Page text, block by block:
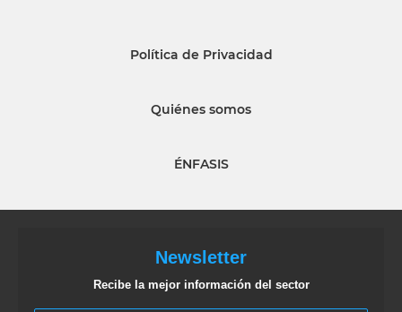
Política de Privacidad
Quiénes somos
ÉNFASIS
Newsletter
Recibe la mejor información del sector